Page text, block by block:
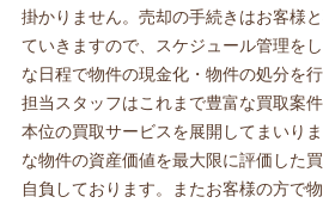
掛かりません。売却の手続きはお客様
ていきますので、スケジュール管理を
な日程で物件の現金化・物件の処分を行
担当スタッフはこれまで豊富な買取案
本位の買取サービスを展開してまいり
な物件の資産価値を最大限に評価した
自負しております。またお客様の方で